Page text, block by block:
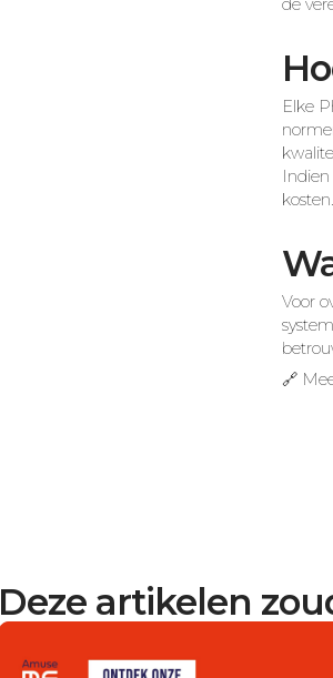
de
Elke
kosten.
Voor
🔗
Deze artikelen